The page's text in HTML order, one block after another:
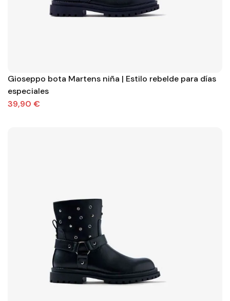
Gioseppo bota Martens niña | Estilo rebelde para días
especiales
39,90 €